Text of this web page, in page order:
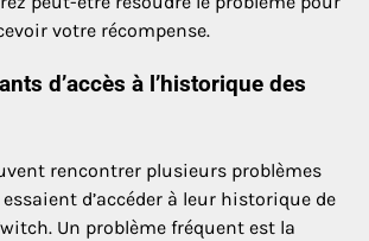
votre récompense.
d’accès à l’historique des
rencontrer plusieurs problèmes
d’accéder à leur historique de
Un problème fréquent est la